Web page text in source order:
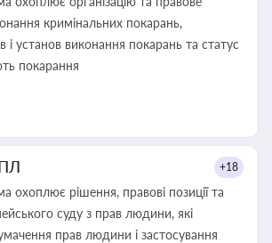
кримінальних покарань,
і установ виконання покарань та статус
покарання
+18
охоплює рішення, правові позиції та
суду з прав людини, які
прав людини і застосування